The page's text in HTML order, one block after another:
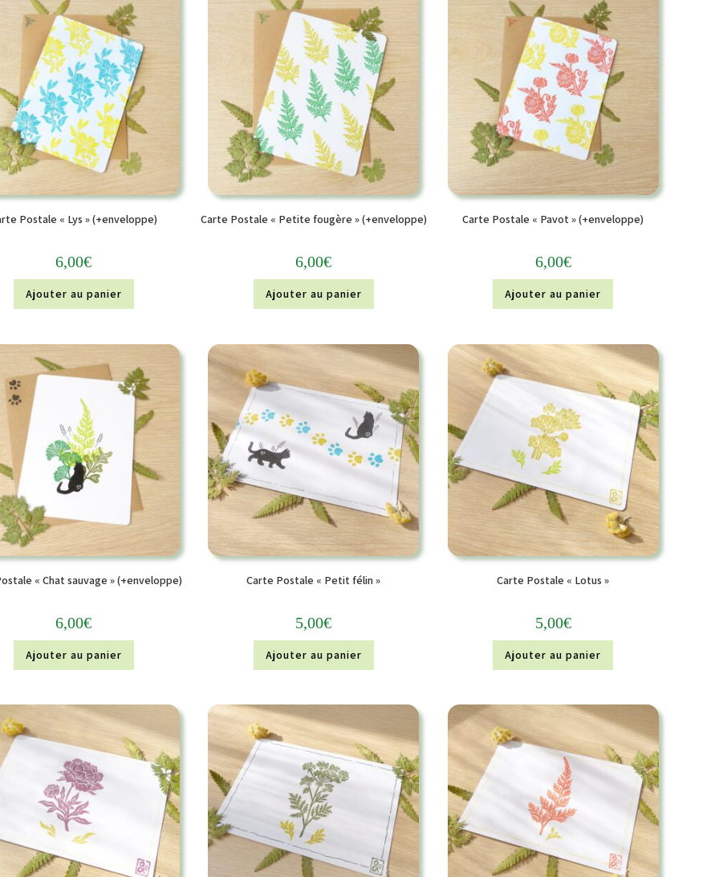
Postale « Lys » (+enveloppe)
6,00€
Ajouter au panier
Carte Postale « Petite fougère » (+enveloppe)
6,00€
Ajouter au panier
Carte Postale « Pavot » (+enveloppe)
6,00€
Ajouter au panier
« Chat sauvage » (+enveloppe)
6,00€
Ajouter au panier
Carte Postale « Petit félin »
5,00€
Ajouter au panier
Carte Postale « Lotus »
5,00€
Ajouter au panier